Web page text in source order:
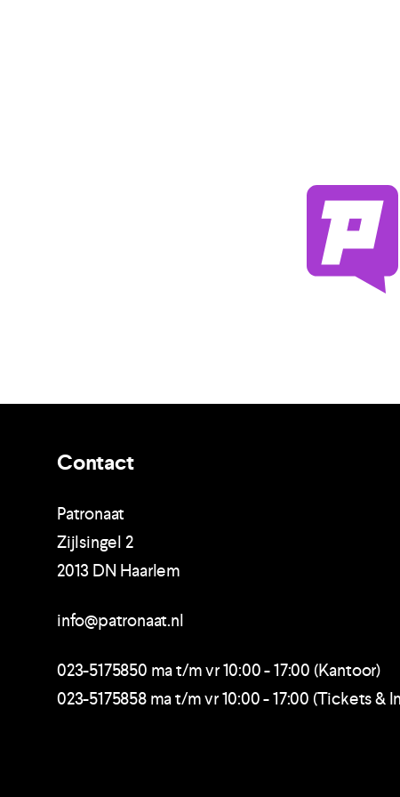
Contact
Patronaat
Zijlsingel 2
2013 DN Haarlem
info@patronaat.nl
023-5175850 ma t/m vr 10:00 - 17:00 (Kantoor)
023-5175858 ma t/m vr 10:00 - 17:00 (Tickets &